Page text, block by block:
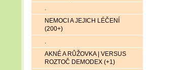
.
NEMOCI A JEJICH LÉČENÍ
(200+)
.
AKNÉ A RŮŽOVKA | VERSUS
ROZTOČ DEMODEX (+1)